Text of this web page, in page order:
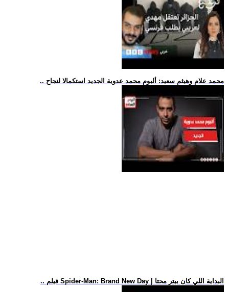
.. محمد علام وهيثم سعيد: ألبوم محمد عدوية الجديد استكمالا لنجاح
.. فيلم Spider-Man: Brand New Day | البداية اللي كان بيتر محتا